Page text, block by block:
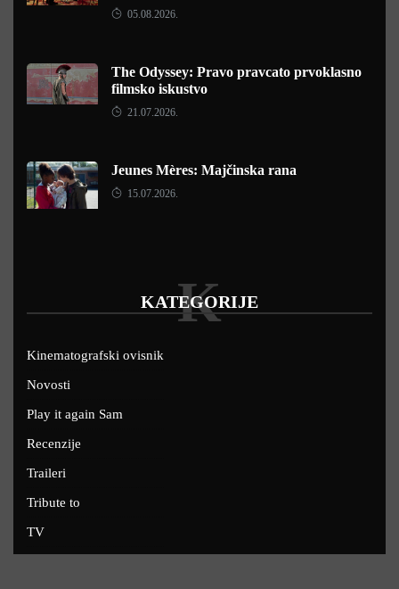
05.08.2026.
The Odyssey: Pravo pravcato prvoklasno
filmsko iskustvo
21.07.2026.
Jeunes Mères: Majčinska rana
15.07.2026.
KATEGORIJE
K
Kinematografski ovisnik
Novosti
Play it again Sam
Recenzije
Traileri
Tribute to
TV